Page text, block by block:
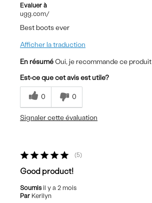
Evaluer à
ugg.com/
Best boots ever
Afficher la traduction
En résumé Oui, je recommande ce produit
Est-ce que cet avis est utile?
0 0
Signaler cette évaluation
5
Good product!
Soumisil y a 2 mois
Par Kerilyn